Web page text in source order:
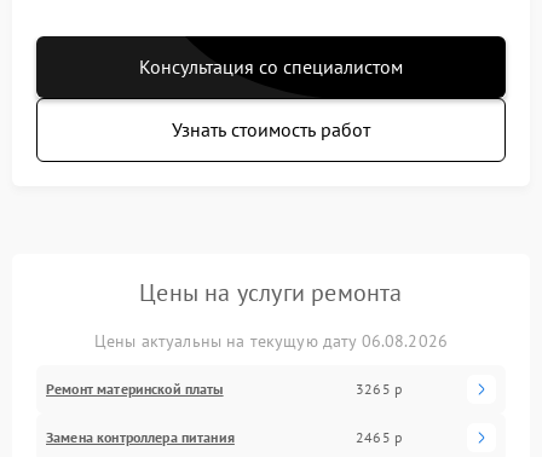
Консультация со специалистом
Узнать стоимость работ
Цены на услуги ремонта
Цены актуальны на текущую дату 06.08.2026
Ремонт материнской платы 3265 р
Замена контроллера питания 2465 р